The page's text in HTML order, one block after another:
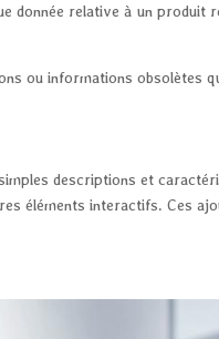
donnée relative à un
ou informations obsolètes
descriptions et
éléments interactifs. Ces